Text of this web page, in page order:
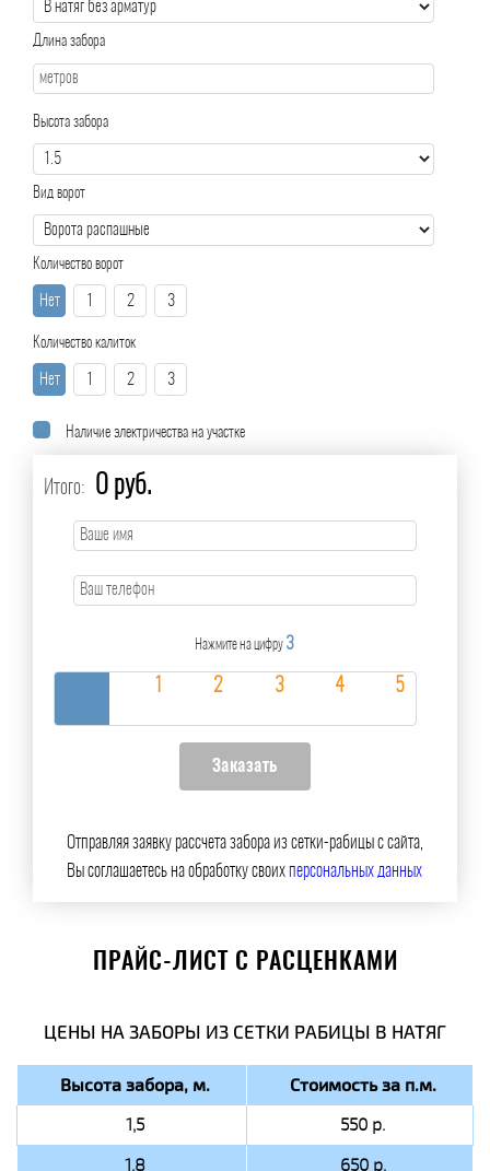
Длина забора
Высота забора
Вид ворот
Количество ворот
Нет 2 3
Количество калиток
Нет 2 3
Наличие электричества на участке
Итого: 0 руб.
Нажмите на цифру 3
Отправляя заявку рассчета забора из сетки-рабицы с сайта,
Вы соглашаетесь на обработку своихперсональных данных
ПРАЙС-ЛИСТ С РАСЦЕНКАМИ
ЦЕНЫ НА ЗАБОРЫ ИЗ СЕТКИ РАБИЦЫ В НАТЯГ
Высота забора, м. Стоимость за п.м.
1,5
550 р.
1,8
650 р.